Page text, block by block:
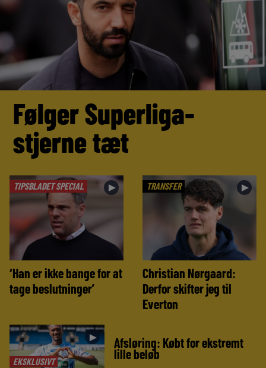
Følger Superliga-
stjerne tæt
TIPSBLADET SPECIAL ►
‘Han er ikke bange for at
tage beslutninger’
TRANSFER ►
Christian Nørgaard:
Derfor skifter jeg til
Everton
EKSKLUSIVT
► Afsløring: Købt for ekstremt
lille beløb